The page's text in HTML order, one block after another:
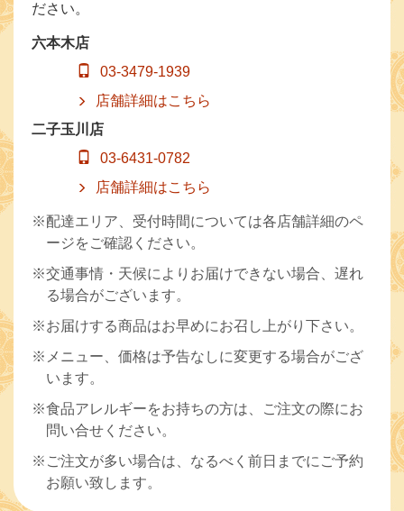
ださい。
六本木店
03-3479-1939
店舗詳細はこちら
二子玉川店
03-6431-0782
店舗詳細はこちら
※配達エリア、受付時間については各店舗詳細のペ
ージをご確認ください。
※交通事情・天候によりお届けできない場合、遅れ
る場合がございます。
※お届けする商品はお早めにお召し上がり下さい。
※メニュー、価格は予告なしに変更する場合がござ
います。
※食品アレルギーをお持ちの方は、ご注文の際にお
問い合せください。
※ご注文が多い場合は、なるべく前日までにご予約
お願い致します。